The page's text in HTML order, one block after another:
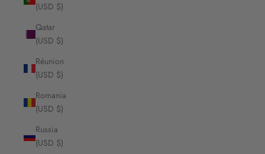
(USD $)
Qatar
(USD $)
Réunion
(USD $)
Romania
(USD $)
Russia
(USD $)